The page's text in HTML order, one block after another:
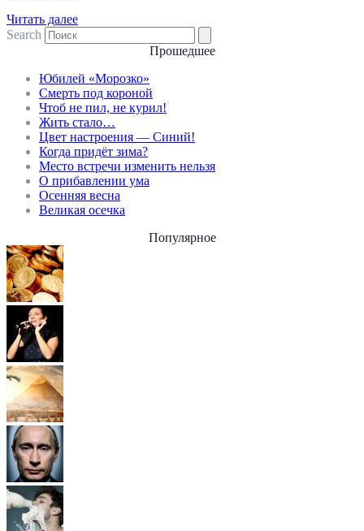
Читать далее
Search
Прошедшее
Юбилей «Морозко»
Смерть под короной
Чтоб не пил, не курил!
Жить стало…
Цвет настроения — Синий!
Когда придёт зима?
Место встречи изменить нельзя
О прибавлении ума
Осенняя весна
Великая осечка
Популярное